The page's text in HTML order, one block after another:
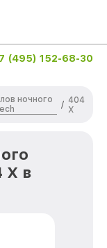
(495) 152-68-30
ночного
/ 404
Х
Х в